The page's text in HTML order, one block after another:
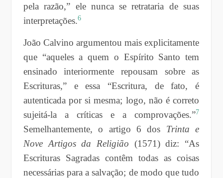
pela razão,” ele nunca se retrataria de suas
interpretações.6
João Calvino argumentou mais explicitamente
que “aqueles a quem o Espírito Santo tem
ensinado interiormente repousam sobre as
Escrituras,” e essa “Escritura, de fato, é
autenticada por si mesma; logo, não é correto
sujeitá-la a críticas e a comprovações.”7
Semelhantemente, o artigo 6 dos Trinta e
Nove Artigos da Religião (1571) diz: “As
Escrituras Sagradas contêm todas as coisas
necessárias para a salvação; de modo que tudo